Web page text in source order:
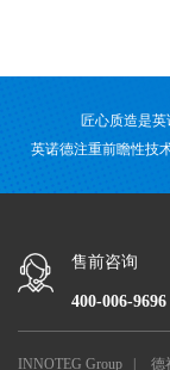
匠心质造是英
英诺德注重前瞻性技
售前咨询
400-006-9696
INNOTEG Group | 德